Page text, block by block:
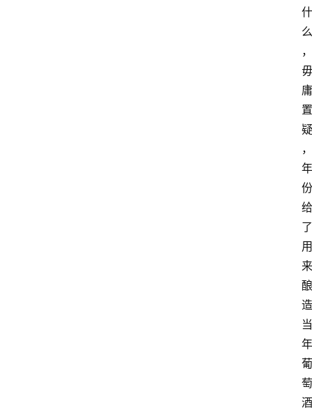
什
么
，
毋
庸
置
疑
，
年
份
给
了
用
来
酿
造
当
年
葡
萄
酒